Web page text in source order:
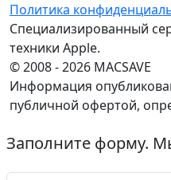
Политика
Специализированный
техники Apple.
© 2008 - 2026 MACSAVE
Информация
публичной офертой,
Заполните форму.